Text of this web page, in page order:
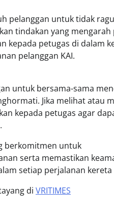
pelanggan untuk tidak
tindakan yang mengarah
kepada petugas di dalam
pelanggan KAI.
untuk bersama-sama
Jika melihat atau
kepada petugas agar
berkomitmen untuk
serta memastikan
setiap perjalanan kereta
di VRITIMES